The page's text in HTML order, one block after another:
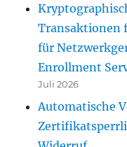
Transaktionen
für
Enrollment
Juli 2026
Automatische